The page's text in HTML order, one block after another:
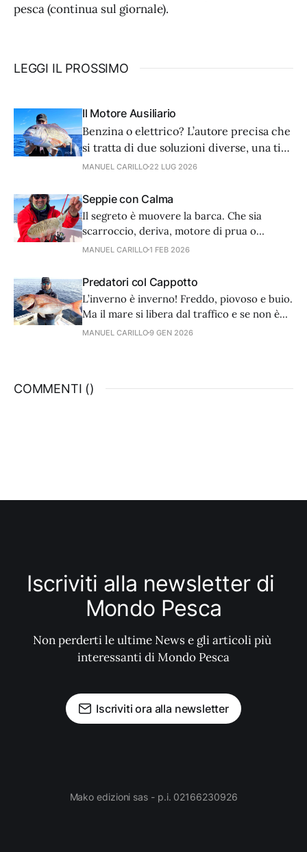
pesca (continua sul giornale).
LEGGI IL PROSSIMO
Il Motore Ausiliario
Benzina o elettrico? L’autore precisa che
si tratta di due soluzioni diverse, una ti
salva in caso di panne, l’altra è più utile a
la dotazione ideale prevede entrambe le
soluzioni.
MANUEL CARILLO 22 LUG 2026
Seppie con Calma
Il segreto è muovere la barca. Che sia
scarroccio, deriva, motore di prua o
ausiliario, poco importa se la velocità è di
MANUEL CARILLO1 FEB 2026
Predatori col Cappotto
L’inverno è inverno! Freddo, piovoso e buio.
Ma il mare si libera dal traffico e se non è
troppo mosso, si possono praticare con
MANUEL CARILLO9 GEN 2026
COMMENTI ()
Iscriviti alla newsletter di
Mondo Pesca
Non perderti le ultime News e gli articoli più
interessanti di Mondo Pesca
Iscriviti ora alla newsletter
Mako edizioni sas - p.i. 02166230926